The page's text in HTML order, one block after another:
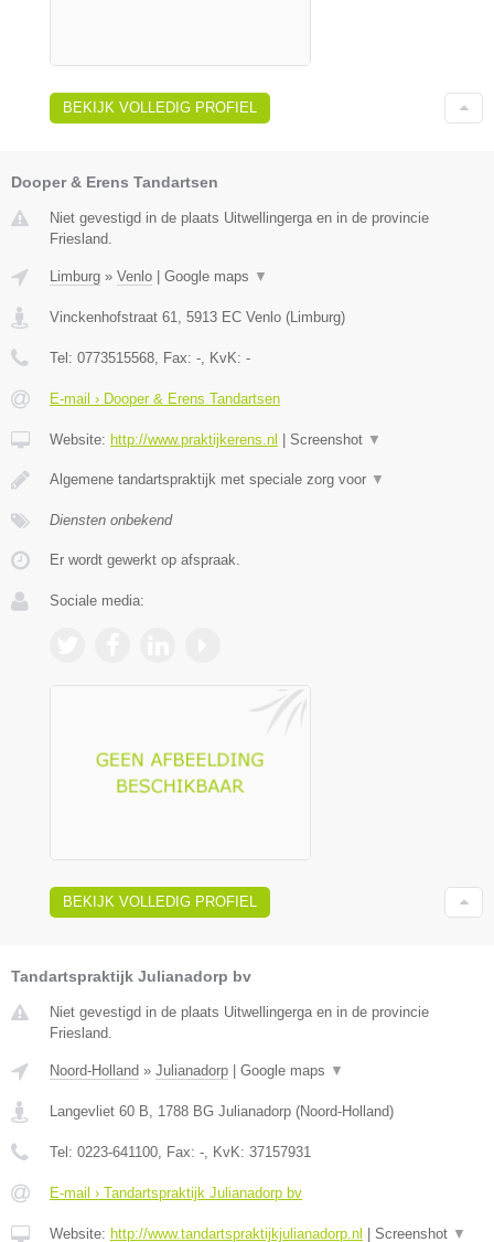
BEKIJK VOLLEDIG PROFIEL
Dooper & Erens Tandartsen
Niet gevestigd in de plaats Uitwellingerga en in de provincie
Friesland.
Limburg » Venlo Google maps ▼
Vinckenhofstraat 61, 5913 EC Venlo (Limburg)
Tel: 0773515568, Fax: -, KvK: -
E-mail › Dooper & Erens Tandartsen
Website: http://www.praktijkerens.nl Screenshot ▼
Algemene tandartspraktijk met speciale zorg voor ▼
Diensten onbekend
Er wordt gewerkt op afspraak.
Sociale media:
BEKIJK VOLLEDIG PROFIEL
Tandartspraktijk Julianadorp bv
Niet gevestigd in de plaats Uitwellingerga en in de provincie
Friesland.
Noord-Holland » Julianadorp Google maps ▼
Langevliet 60 B 1788 BG Julianadorp (Noord-Holland)
Tel: 0223-641100 , Fax: - , KvK: 37157931
E-mail › Tandartspraktijk Julianadorp bv
Website: http://www.tandartspraktijkjulianadorp.nl Screenshot ▼